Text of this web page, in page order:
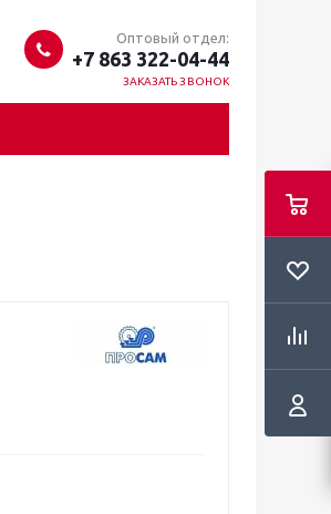
Оптовый отдел:
+7 863 322-04-44
ЗАКАЗАТЬ ЗВОНОК